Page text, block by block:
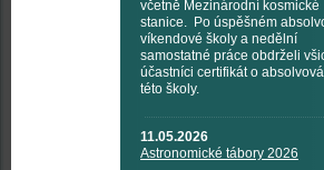
včetně Mezinárodní kosmické
stanice. Po úspěšném
víkendové školy a nedělní
samostatné práce obdrželi
účastníci certifikát o
této školy.
11.05.2026
Astronomické tábory 2026